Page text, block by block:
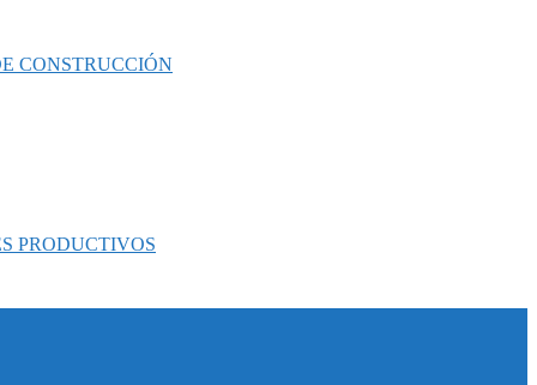
CONSTRUCCIÓN
PRODUCTIVOS